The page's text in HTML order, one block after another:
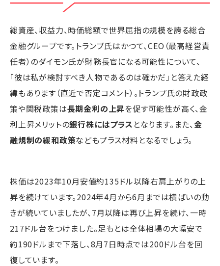
総資産、収益力、時価総額で世界屈指の規模を誇る総合
金融グループです。トランプ氏はかつて、CEO（最高経営責
任者）のダイモン氏が財務長官になる可能性について、
「彼は私が検討すべき人物であるのは確かだ」と答えた経
緯もあります（直近で否定コメント）。トランプ氏の財政政
策や関税政策は長期金利の上昇を促す可能性が高く、金
利上昇メリットの銀行株にはプラス となります。また、金
融規制の緩和政策などもプラス材料となるでしょう。
株価は2023年10月安値約135ドル以降右肩上がりの上
昇を続けています。2024年4月から6月までは横ばいの動
きが続いていましたが、7月以降は再び上昇を続け、一時
217ドル台をつけました。足もとは全体相場の大幅安で
約190ドルまで下落し、8月7日時点では200ドル台を回
復しています。